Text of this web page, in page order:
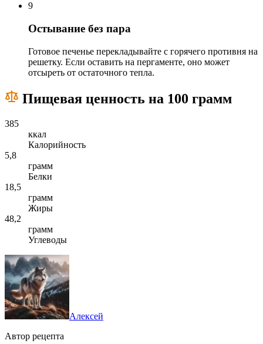
9
Остывание без пара
Готовое печенье перекладывайте с горячего противня на
решетку. Если оставить на пергаменте, оно может
отсыреть от остаточного тепла.
Пищевая ценность на 100 грамм
385
ккал
Калорийность
5,8
грамм
Белки
18,5
грамм
Жиры
48,2
грамм
Углеводы
Алексей
Автор рецепта